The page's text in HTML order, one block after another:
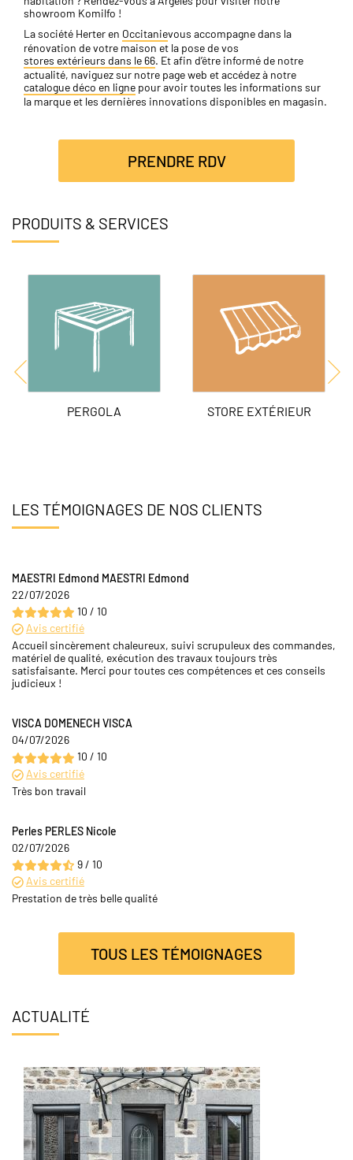
showroom Komilfo !
La société Herter en Occitanievous accompagne dans la
rénovation de votre maison et la pose de vos
stores extérieurs dans le 66. Et afin d’être informé de notre
actualité, naviguez sur notre page web et accédez à notre
catalogue déco en ligne pour avoir toutes les informations sur
la marque et les dernières innovations disponibles en magasin.
PRENDRE RDV
PRODUITS & SERVICES
PERGOLA STORE EXTÉRIEUR
LES TÉMOIGNAGES DE NOS CLIENTS
MAESTRI Edmond MAESTRI Edmond
22/07/2026
10 / 10
Avis certifié
Accueil sincèrement chaleureux, suivi scrupuleux des commandes,
matériel de qualité, exécution des travaux toujours très
satisfaisante. Merci pour toutes ces compétences et ces conseils
judicieux !
VISCA DOMENECH VISCA
04/07/2026
10 / 10
Avis certifié
Très bon travail
Perles PERLES Nicole
02/07/2026
9 / 10
Avis certifié
Prestation de très belle qualité
TOUS LES TÉMOIGNAGES
ACTUALITÉ